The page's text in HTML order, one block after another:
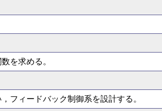
を求める。
フィードバック制御系を設計する。